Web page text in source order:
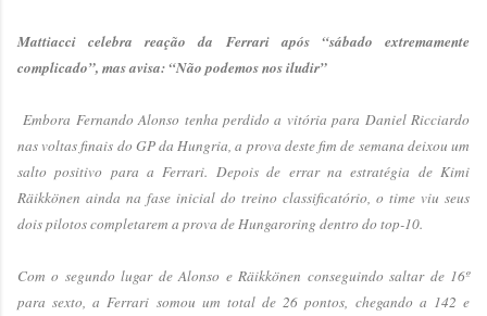
Mattiacci celebra reação da Ferrari após “sábado extremamente
complicado”, mas avisa: “Não podemos nos iludir”
Embora Fernando Alonso tenha perdido a vitória para Daniel Ricciardo
nas voltas finais do GP da Hungria, a prova deste fim de semana deixou um
salto positivo para a Ferrari. Depois de errar na estratégia de Kimi
Räikkönen ainda na fase inicial do treino classificatório, o time viu seus
dois pilotos completarem a prova de Hungaroring dentro do top-10.
Com o segundo lugar de Alonso e Räikkönen conseguindo saltar de 16º
para sexto, a Ferrari somou um total de 26 pontos, chegando a 142 e